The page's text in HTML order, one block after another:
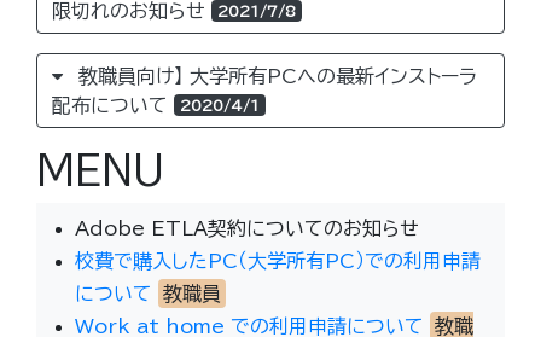
限切れのお知らせ
2021/7/8
教職員向け】 大学所有PCへの最新インストーラ
配布について
2020/4/1
MENU
Adobe ETLA契約についてのお知らせ
校費で購入したPC（大学所有PC）での利用申請
について
教職員
Work at home での利用申請について
教職